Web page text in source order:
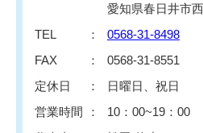
愛知県春日井市
TEL
0568-31-8498
FAX
0568-31-8551
定休日
日曜日、祝日
営業時間
10：00~19：00